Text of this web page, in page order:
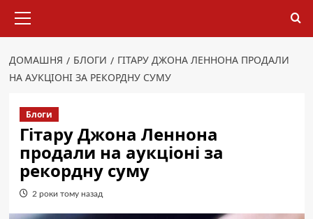
меню
ДОМАШНЯ БЛОГИ
ГІТАРУ ДЖОНА ЛЕННОНА ПРОДАЛИ
НА АУКЦІОНІ ЗА РЕКОРДНУ СУМУ
Блоги
Гітару Джона Леннона
продали на аукціоні за
рекордну суму
2 роки тому назад